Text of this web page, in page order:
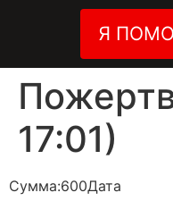
Я
17:01)
Сумма:600Дата